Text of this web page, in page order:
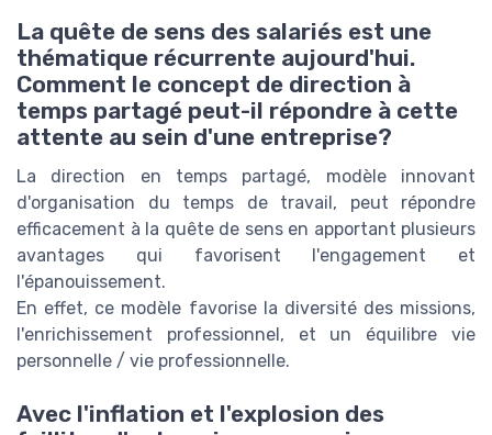
La quête de sens des salariés est une
thématique récurrente aujourd'hui.
Comment le concept de direction à
temps partagé peut-il répondre à cette
attente au sein d'une entreprise?
La direction en temps partagé, modèle innovant
d'organisation du temps de travail, peut répondre
efficacement à la quête de sens en apportant plusieurs
avantages qui favorisent l'engagement et
l'épanouissement.
En effet, ce modèle favorise la diversité des missions,
l'enrichissement professionnel, et un équilibre vie
personnelle / vie professionnelle.
Avec l'inflation et l'explosion des